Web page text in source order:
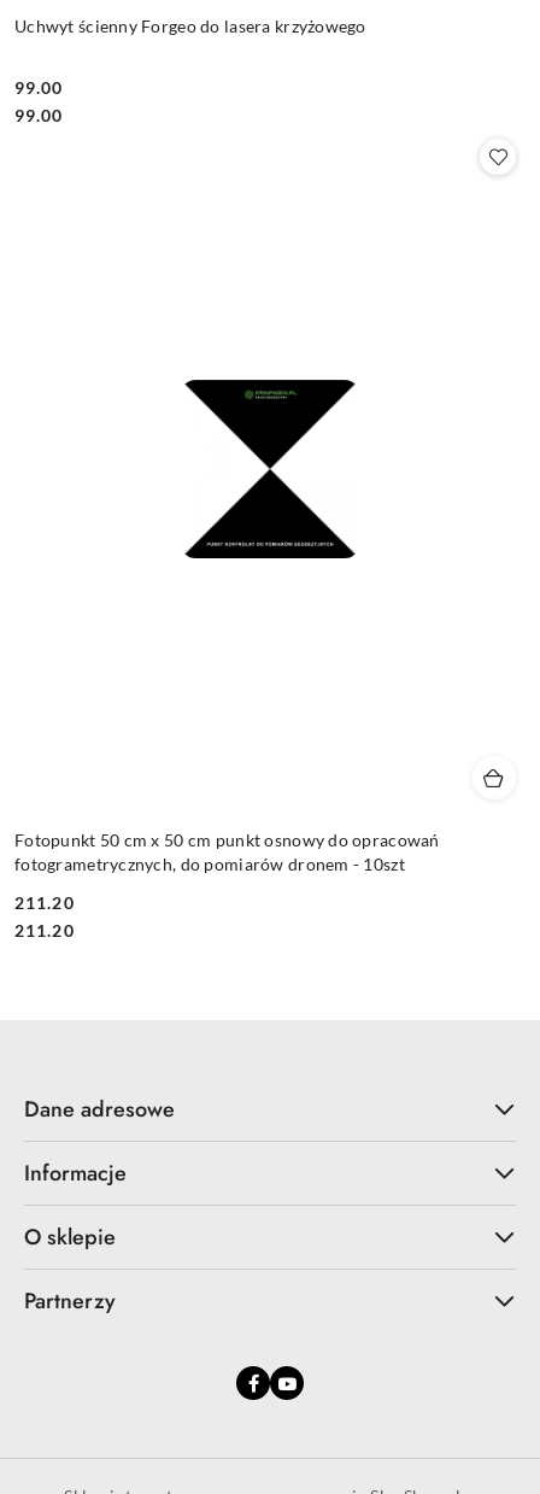
Uchwyt ścienny Forgeo do lasera krzyżowego
Cena:
99.00
Cena:
99.00
Fotopunkt 50 cm x 50 cm punkt osnowy do opracowań
fotogrametrycznych, do pomiarów dronem - 10szt
Cena:
211.20
Cena:
211.20
Dane adresowe
Informacje
O sklepie
Partnerzy